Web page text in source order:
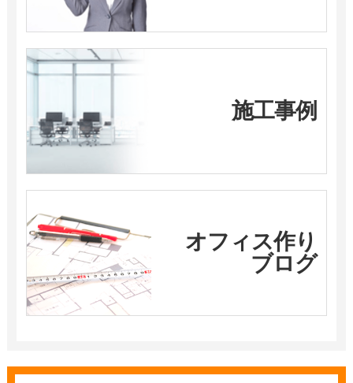
施工事例
オフィス作り
ブログ